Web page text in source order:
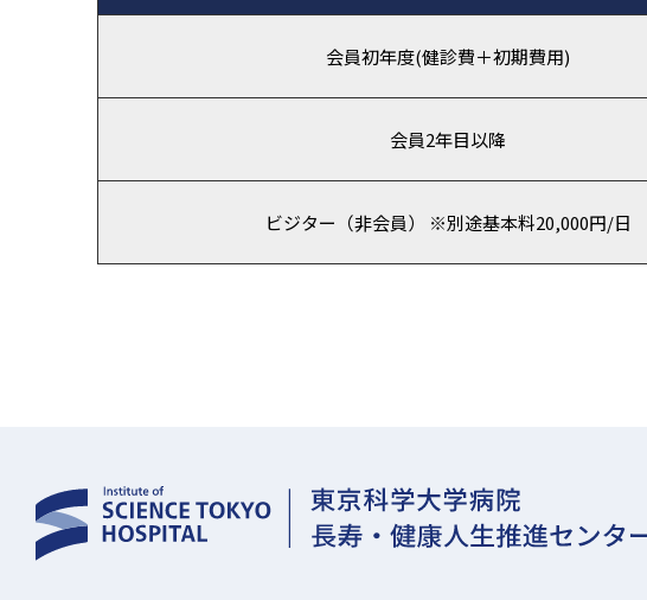
会員初年度(健診費＋初期費用)
会員2年目以降
ビジター（非会員） ※別途基本料20,000円/日